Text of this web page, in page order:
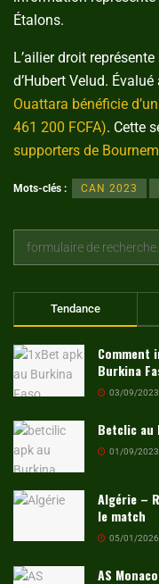
Étalons.
L’ailier droit
d’Hubert Velud.
Ouattara bénéficie
461 200 FCFA). Cette
supporters de
Mots-clés : CAN 2023
Tendance
Comment
Burkina
03/09/2023
Betclic au
01/09/2023
Algérie –
le match
05/01/2026
AS